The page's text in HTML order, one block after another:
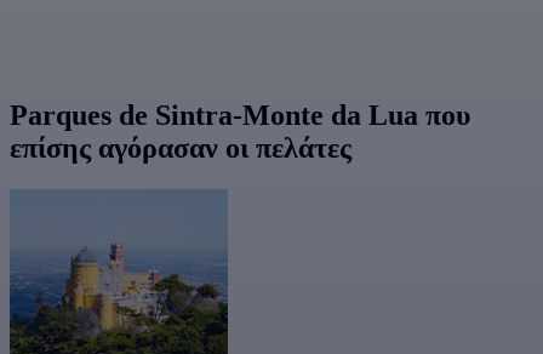
Parques de Sintra-Monte da Lua που
επίσης αγόρασαν οι πελάτες